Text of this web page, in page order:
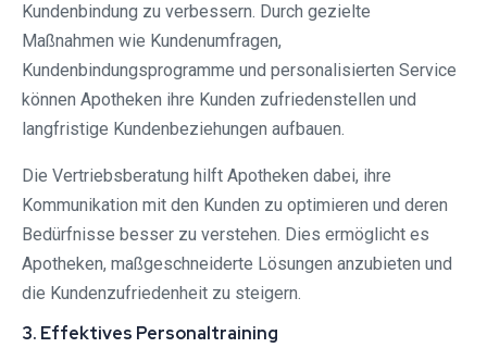
Kundenbindung zu verbessern. Durch gezielte
Maßnahmen wie Kundenumfragen,
Kundenbindungsprogramme und personalisierten Service
können Apotheken ihre Kunden zufriedenstellen und
langfristige Kundenbeziehungen aufbauen.
Die Vertriebsberatung hilft Apotheken dabei, ihre
Kommunikation mit den Kunden zu optimieren und deren
Bedürfnisse besser zu verstehen. Dies ermöglicht es
Apotheken, maßgeschneiderte Lösungen anzubieten und
die Kundenzufriedenheit zu steigern.
3. Effektives Personaltraining